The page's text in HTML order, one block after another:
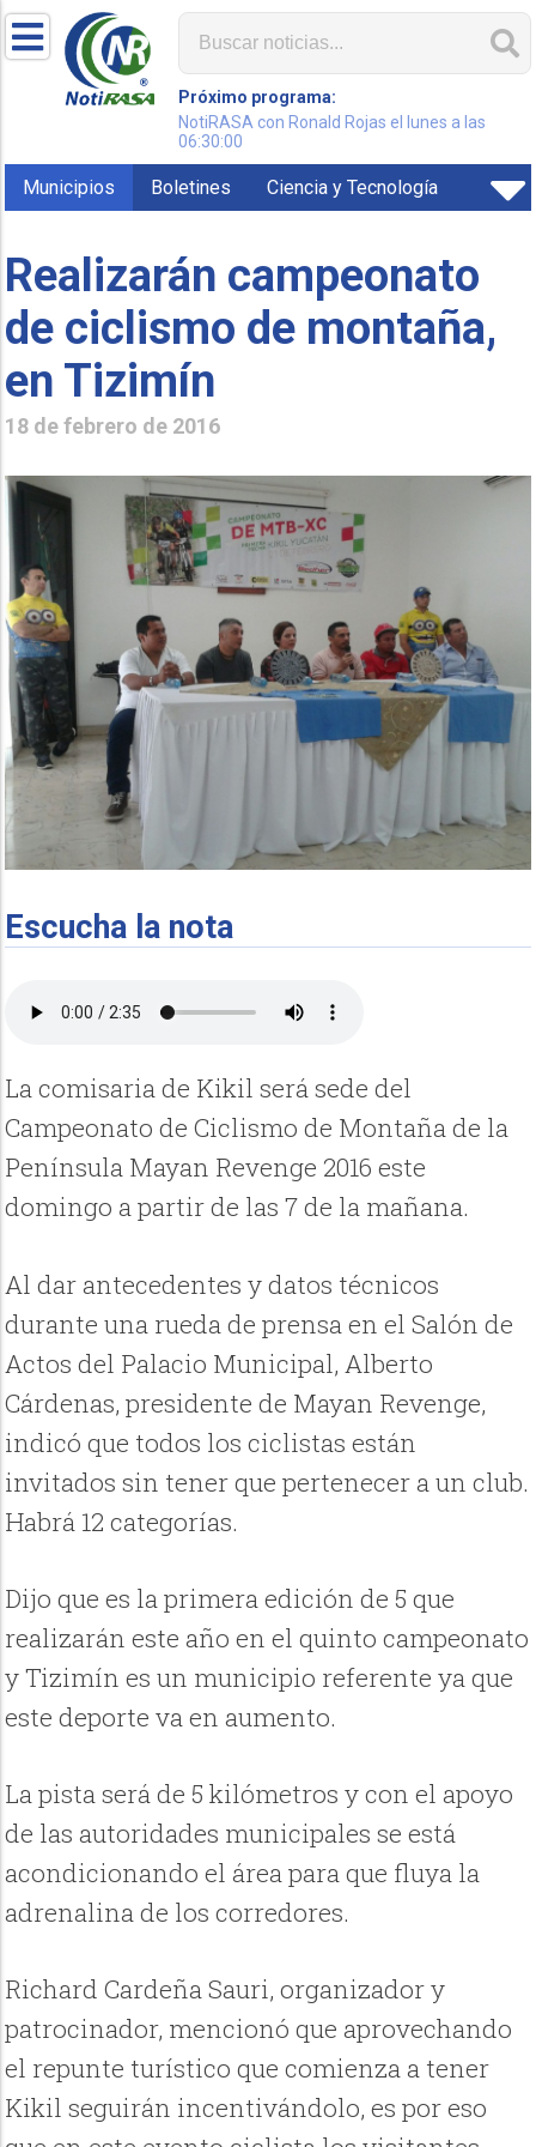
Próximo programa:
NotiRASA con Ronald Rojas el lunes a las
06:30:00
Municipios Boletines Ciencia y Tecnología
Realizarán campeonato
de ciclismo de montaña,
en Tizimín
18 de febrero de 2016
Escucha la nota
La comisaria de Kikil será sede del
Campeonato de Ciclismo de Montaña de la
Península Mayan Revenge 2016 este
domingo a partir de las 7 de la mañana.
Al dar antecedentes y datos técnicos
durante una rueda de prensa en el Salón de
Actos del Palacio Municipal, Alberto
Cárdenas, presidente de Mayan Revenge,
indicó que todos los ciclistas están
invitados sin tener que pertenecer a un club.
Habrá 12 categorías.
Dijo que es la primera edición de 5 que
realizarán este año en el quinto campeonato
y Tizimín es un municipio referente ya que
este deporte va en aumento.
La pista será de 5 kilómetros y con el apoyo
de las autoridades municipales se está
acondicionando el área para que fluya la
adrenalina de los corredores.
Richard Cardeña Sauri, organizador y
patrocinador, mencionó que aprovechando
el repunte turístico que comienza a tener
Kikil seguirán incentivándolo, es por eso